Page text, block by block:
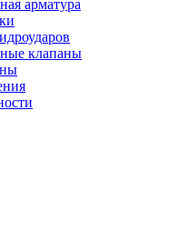
арматура
клапаны